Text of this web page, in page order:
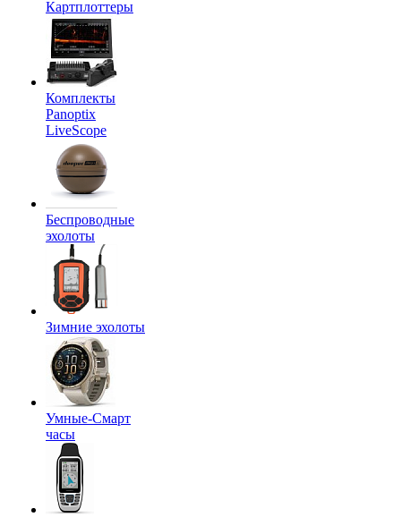
Картплоттеры
Комплекты
Panoptix
LiveScope
Беспроводные
эхолоты
Зимние эхолоты
Умные-Смарт
часы